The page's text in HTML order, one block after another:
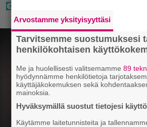
Arvostamme yksityisyyttäsi
Tarvitsemme suostumuksesi
henkilökohtaisen
Me ja huolellisesti valitsemamme89
hyödynnämme henkilötietoja
käyttäjäkokemuksen sekä
mainoksia.
Hyväksymällä suostut tietojesi
Käytämme laitetunnisteita ja